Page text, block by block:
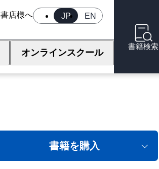
JP EN
書店様へ
オンラインスクール
書籍検索
ンス制御の基礎
書籍を購入